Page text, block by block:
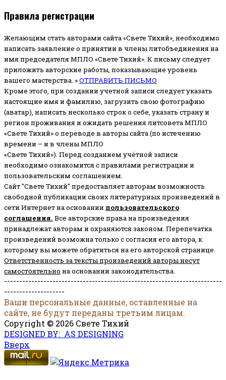
Правила регистрации
Желающим стать авторами сайта «Свете Тихий», необходимо
написать заявление о принятии в члены литобъединения на
имя председателя МПЛО «Свете Тихий». К письму следует
приложить авторские работы, показывающие уровень
вашего мастерства. »ОТПРАВИТЬ ПИСЬМО
Кроме этого, при создании учетной записи следует указать
настоящие имя и фамилию, загрузить свою фотографию
(аватар), написать несколько строк о себе, указать страну и
регион проживания и ожидать решения литсовета МПЛО
«Свете Тихий» о переводе в авторы сайта (по истечению
времени – и в члены МПЛО
«Свете Тихий»). Перед созданием учётной записи
необходимо ознакомится с правилами регистрации и
пользовательским соглашением.
Сайт "Свете Тихий" предоставляет авторам возможность
свободной публикации своих литературных произведений в
сети Интернет на основании пользовательского
соглашения. Все авторские права на произведения
принадлежат авторам и охраняются законом. Перепечатка
произведений возможна только с согласия его автора, к
которому вы можете обратиться на его авторской странице.
Ответственность за тексты произведений авторы несут
самостоятельно на основании законодательства.
------------------------------------------------------------------------
--------------------
Ваши персональные данные, оставленные на
сайте, не будут переданы третьим лицам.
Copyright © 2026 Свете Тихий
DESIGNED BY: AS DESIGNING
Вверх